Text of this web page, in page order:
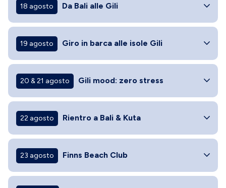
18 agosto Da Bali alle Gili
19 agosto Giro in barca alle isole Gili
20 & 21 agosto Gili mood: zero stress
22 agosto Rientro a Bali & Kuta
23 agosto Finns Beach Club